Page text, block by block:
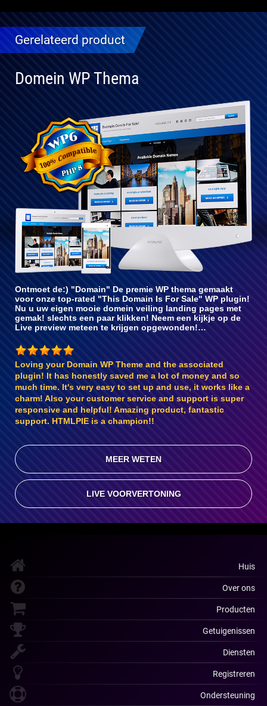
Gerelateerd product
Domein WP Thema
Volledig
compatibel
met WP 6
Ontmoet de:) "Domain" De premie WP thema gemaakt
voor onze top-rated "This Domain Is For Sale" WP plugin!
Nu u uw eigen mooie domein veiling landing pages met
gemak! slechts een paar klikken! Neem een kijkje op de
Live preview meteen te krijgen opgewonden!…
Loving your Domain WP Theme and the associated
plugin! It has honestly saved me a lot of money and so
much time. It's very easy to set up and use, it works like a
charm! Also your customer service and support is super
responsive and helpful! Amazing product, fantastic
support. HTMLPIE is a champion!!
MEER WETEN
LIVE VOORVERTONING
Huis
Over ons
Producten
Getuigenissen
Diensten
Registreren
Ondersteuning